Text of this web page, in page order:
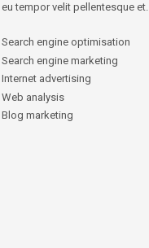
eu tempor velit pellentesque et.
Search engine optimisation
Search engine marketing
Internet advertising
Web analysis
Blog marketing